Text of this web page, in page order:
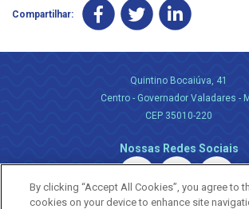
Compartilhar:
Quintino Bocaiúva, 41
Centro - Governador Valadares -
CEP 35010-220
Nossas Redes Sociais
By clicking “Accept All Cookies”, you agree to
cookies on your device to enhance site